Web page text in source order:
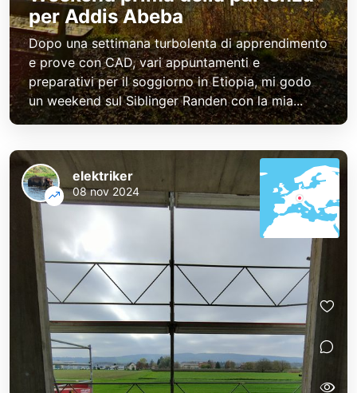
per Addis Abeba
Dopo una settimana turbolenta di apprendimento
e prove con CAD, vari appuntamenti e
preparativi per il soggiorno in Etiopia, mi godo
un weekend sul Siblinger Randen con la mia...
elektriker
08 nov 2024